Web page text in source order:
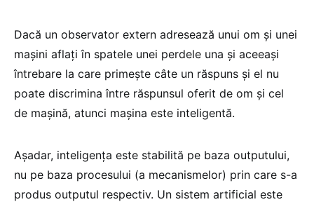
Dacă un observator extern adresează unui om și unei
mașini aflați în spatele unei perdele una și aceeași
întrebare la care primește câte un răspuns și el nu
poate discrimina între răspunsul oferit de om și cel
de mașină, atunci mașina este inteligentă.
Așadar, inteligența este stabilită pe baza outputului,
nu pe baza procesului (a mecanismelor) prin care s-a
produs outputul respectiv. Un sistem artificial este